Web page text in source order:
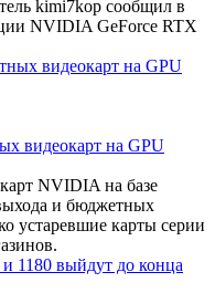
kimi7kop сообщил в
NVIDIA GeForce RTX
видеокарт на GPU
NVIDIA на базе
и бюджетных
устаревшие карты серии